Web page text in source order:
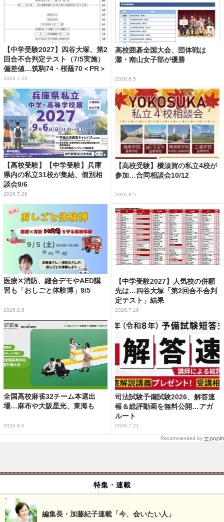
【中学受験2027】四谷大塚、第2
回合不合判定テスト（7/5実施）
偏差値…筑駒74・桜蔭70＜PR＞
2026.7.10
高校囲碁全国大会、団体戦は
灘・南山女子部が優勝
2026.8.5
【高校受験】【中学受験】兵庫
県内の私立31校が集結、個別相
談会9/6
2026.7.28
【高校受験】横須賀の私立4校が
参加…合同相談会10/12
2026.8.5
医療✕消防、縫合デモやAED講
習も「おしごと体験博」9/5
2026.8.6
【中学受験2027】人気校の併願
先は…四谷大塚「第2回合不合判
定テスト」結果
2026.7.16
全国高校麻雀32チーム本選出
場…麻布や大阪星光、東海も
2026.8.5
司法試験予備試験2026、解答速
報＆総評動画を無料公開…アガ
ルート
2026.7.21
Recommended by
特集・連載
編集長・加藤紀子連載「今、会いたい人」